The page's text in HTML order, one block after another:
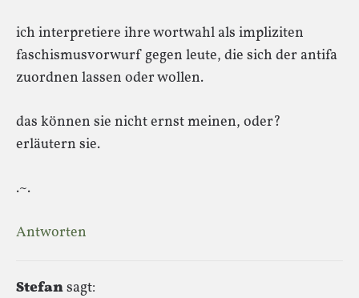
ich interpretiere ihre wortwahl als impliziten
faschismusvorwurf gegen leute, die sich der antifa
zuordnen lassen oder wollen.
das können sie nicht ernst meinen, oder?
erläutern sie.
.~.
Antworten
Stefansagt: